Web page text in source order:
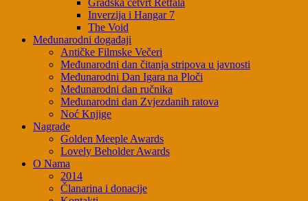
Gradska četvrt Retfala
Inverzija i Hangar 7
The Void
Međunarodni događaji
Antičke Filmske Večeri
Međunarodni dan čitanja stripova u javnosti
Međunarodni Dan Igara na Ploči
Međunarodni dan ručnika
Međunarodni dan Zvjezdanih ratova
Noć Knjige
Nagrade
Golden Meeple Awards
Lovely Beholder Awards
O Nama
2014
Članarina i donacije